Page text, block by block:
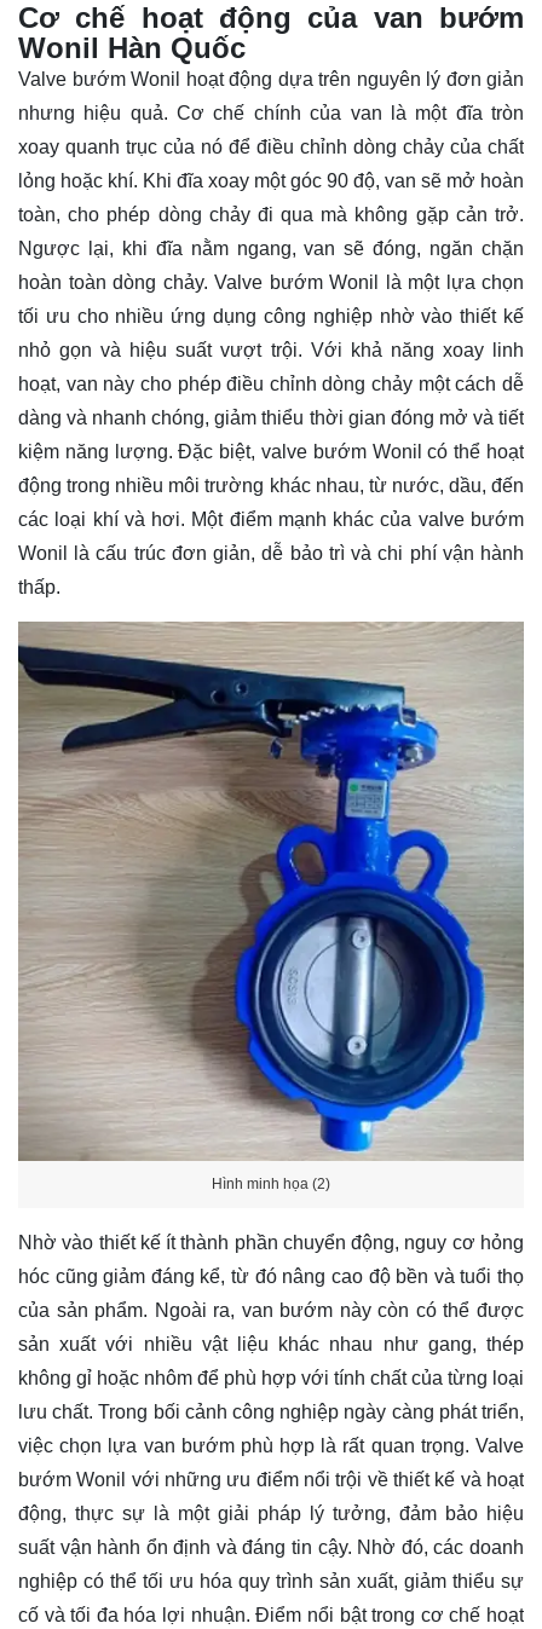
Cơ chế hoạt động của van bướm
Wonil Hàn Quốc
Valve bướm Wonil hoạt động dựa trên nguyên lý đơn giản
nhưng hiệu quả. Cơ chế chính của van là một đĩa tròn
xoay quanh trục của nó để điều chỉnh dòng chảy của chất
lỏng hoặc khí. Khi đĩa xoay một góc 90 độ, van sẽ mở hoàn
toàn, cho phép dòng chảy đi qua mà không gặp cản trở.
Ngược lại, khi đĩa nằm ngang, van sẽ đóng, ngăn chặn
hoàn toàn dòng chảy. Valve bướm Wonil là một lựa chọn
tối ưu cho nhiều ứng dụng công nghiệp nhờ vào thiết kế
nhỏ gọn và hiệu suất vượt trội. Với khả năng xoay linh
hoạt, van này cho phép điều chỉnh dòng chảy một cách dễ
dàng và nhanh chóng, giảm thiểu thời gian đóng mở và tiết
kiệm năng lượng. Đặc biệt, valve bướm Wonil có thể hoạt
động trong nhiều môi trường khác nhau, từ nước, dầu, đến
các loại khí và hơi. Một điểm mạnh khác của valve bướm
Wonil là cấu trúc đơn giản, dễ bảo trì và chi phí vận hành
thấp.
Hình minh họa (2)
Nhờ vào thiết kế ít thành phần chuyển động, nguy cơ hỏng
hóc cũng giảm đáng kể, từ đó nâng cao độ bền và tuổi thọ
của sản phẩm. Ngoài ra, van bướm này còn có thể được
sản xuất với nhiều vật liệu khác nhau như gang, thép
không gỉ hoặc nhôm để phù hợp với tính chất của từng loại
lưu chất. Trong bối cảnh công nghiệp ngày càng phát triển,
việc chọn lựa van bướm phù hợp là rất quan trọng. Valve
bướm Wonil với những ưu điểm nổi trội về thiết kế và hoạt
động, thực sự là một giải pháp lý tưởng, đảm bảo hiệu
suất vận hành ổn định và đáng tin cậy. Nhờ đó, các doanh
nghiệp có thể tối ưu hóa quy trình sản xuất, giảm thiểu sự
cố và tối đa hóa lợi nhuận. Điểm nổi bật trong cơ chế hoạt